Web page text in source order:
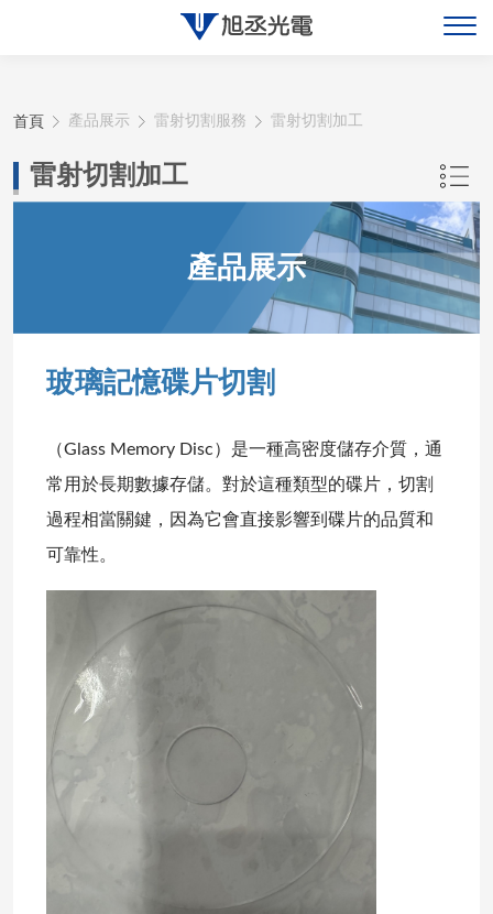
最新消息
產品展示
聯絡旭丞
首頁 產品展示 雷射切割服務 雷射切割加工
雷射切割加工
產品展示
玻璃記憶碟片切割
（Glass Memory Disc）是一種高密度儲存介質，通
常用於長期數據存儲。對於這種類型的碟片，切割
過程相當關鍵，因為它會直接影響到碟片的品質和
可靠性。